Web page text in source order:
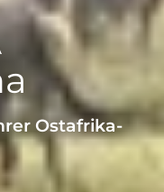
Ostafrika-